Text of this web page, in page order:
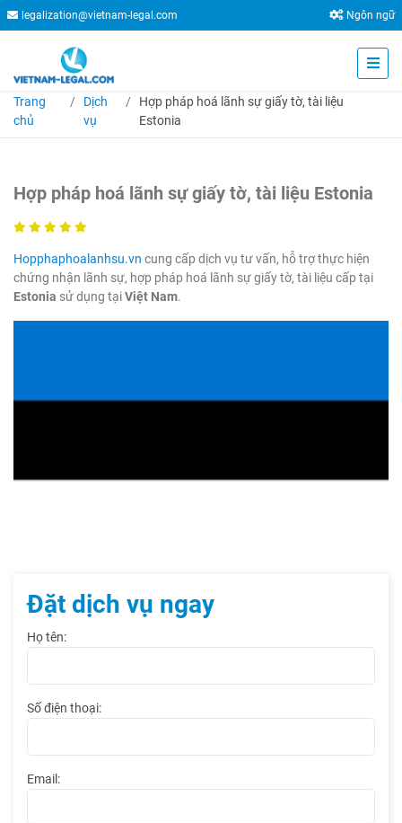
legalization@vietnam-legal.com Ngôn ngữ
Trang
chủ
Dịch
vụ
Hợp pháp hoá lãnh sự giấy tờ, tài liệu
Estonia
Hợp pháp hoá lãnh sự giấy tờ, tài liệu Estonia
Hopphaphoalanhsu.vn cung cấp dịch vụ tư vấn, hỗ trợ thực hiện
chứng nhận lãnh sự, hợp pháp hoá lãnh sự giấy tờ, tài liệu cấp tại
Estonia sử dụng tạiViệt Nam.
Đặt dịch vụ ngay
Họ tên:
Số điện thoại:
Email: